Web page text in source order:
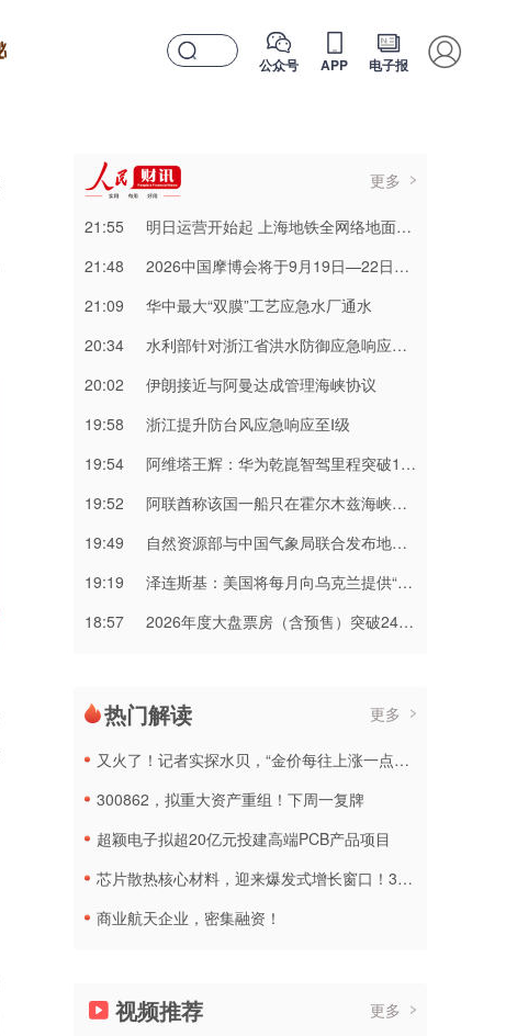
公众号 APP 电子报
更多
21:55
明日运营开始起 上海地铁全网络地面高架区段限速运行
21:48
2026中国摩博会将于9月19日—22日在重庆举行
21:09
华中最大“双膜”工艺应急水厂通水
20:34
水利部针对浙江省洪水防御应急响应提升至Ⅲ级
20:02
伊朗接近与阿曼达成管理海峡协议
19:58
浙江提升防台风应急响应至Ⅰ级
19:54
阿维塔王辉：华为乾崑智驾里程突破137亿公里
19:52
阿联酋称该国一船只在霍尔木兹海峡遭袭
19:49
自然资源部与中国气象局联合发布地质灾害橙色预警
19:19
泽连斯基：美国将每月向乌克兰提供“爱国者”拦截导弹
18:57
2026年度大盘票房（含预售）突破240亿元
热门解读 更多
又火了！记者实探水贝，“金价每往上涨一点，人气就会明显好转”
300862，拟重大资产重组！下周一复牌
超颖电子拟超20亿元投建高端PCB产品项目
芯片散热核心材料，迎来爆发式增长窗口！3只概念股年内涨幅翻倍
商业航天企业，密集融资！
视频推荐 更多